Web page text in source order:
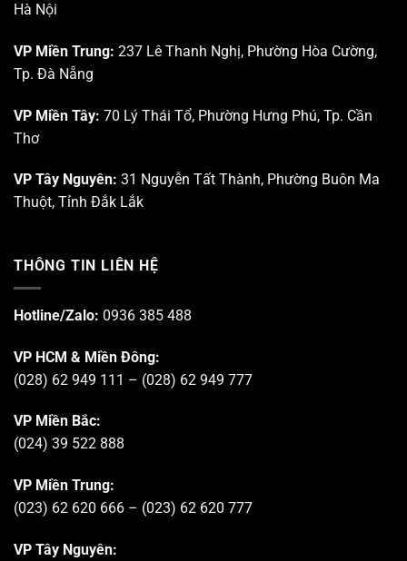
–
Hà Nội
VP Miền Trung: 237 Lê Thanh Nghị, Phường Hòa Cường,
Tp. Đà Nẵng
VP Miền Tây: 70 Lý Thái Tổ, Phường Hưng Phú, Tp. Cần
Thơ
VP Tây Nguyên: 31 Nguyễn Tất Thành, Phường Buôn Ma
Thuột, Tỉnh Đắk Lắk
THÔNG TIN LIÊN HỆ
Hotline/Zalo: 0936 385 488
VP HCM & Miền Đông:
(028) 62 949 111 – (028) 62 949 777
VP Miền Bắc:
(024) 39 522 888
VP Miền Trung:
(023) 62 620 666 – (023) 62 620 777
VP Tây Nguyên: